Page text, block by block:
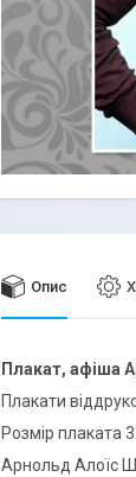
Опис
Плакат, афіша
Плакати
Розмір плаката
Арнольд Алоїс